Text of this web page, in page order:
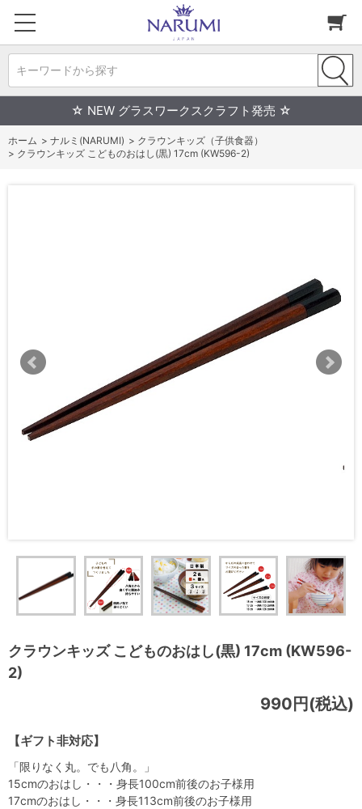
キーワードから探す
☆ NEW グラスワークスクラフト発売 ☆
ホーム > ナルミ(NARUMI) > クラウンキッズ（子供食器）
> クラウンキッズ こどものおはし(黒) 17cm (KW596-2)
クラウンキッズ こどものおはし(黒) 17cm (KW596-
2)
【ギフト非対応】
990円(税込)
「限りなく丸。でも八角。」
15cmのおはし・・・身長100cm前後のお子様用
17cmのおはし・・・身長113cm前後のお子様用